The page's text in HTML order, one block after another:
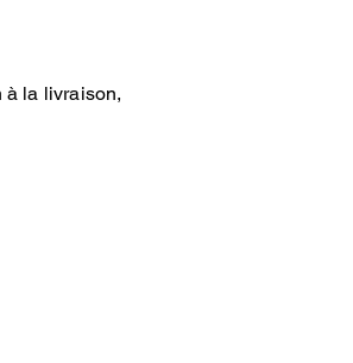
à la livraison,